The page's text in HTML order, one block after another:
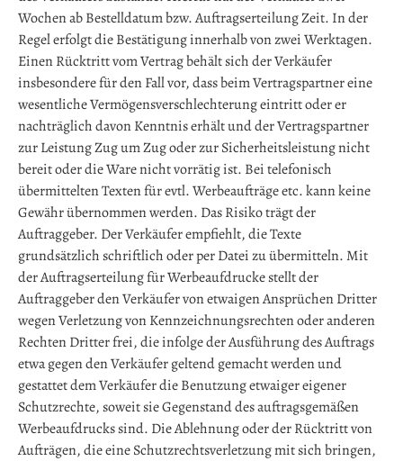
Wochen ab Bestelldatum bzw. Auftragserteilung Zeit. In der
Regel erfolgt die Bestätigung innerhalb von zwei Werktagen.
Einen Rücktritt vom Vertrag behält sich der Verkäufer
insbesondere für den Fall vor, dass beim Vertragspartner eine
wesentliche Vermögensverschlechterung eintritt oder er
nachträglich davon Kenntnis erhält und der Vertragspartner
zur Leistung Zug um Zug oder zur Sicherheitsleistung nicht
bereit oder die Ware nicht vorrätig ist. Bei telefonisch
übermittelten Texten für evtl. Werbeaufträge etc. kann keine
Gewähr übernommen werden. Das Risiko trägt der
Auftraggeber. Der Verkäufer empfiehlt, die Texte
grundsätzlich schriftlich oder per Datei zu übermitteln. Mit
der Auftragserteilung für Werbeaufdrucke stellt der
Auftraggeber den Verkäufer von etwaigen Ansprüchen Dritter
wegen Verletzung von Kennzeichnungsrechten oder anderen
Rechten Dritter frei, die infolge der Ausführung des Auftrags
etwa gegen den Verkäufer geltend gemacht werden und
gestattet dem Verkäufer die Benutzung etwaiger eigener
Schutzrechte, soweit sie Gegenstand des auftragsgemäßen
Werbeaufdrucks sind. Die Ablehnung oder der Rücktritt von
Aufträgen, die eine Schutzrechtsverletzung mit sich bringen,